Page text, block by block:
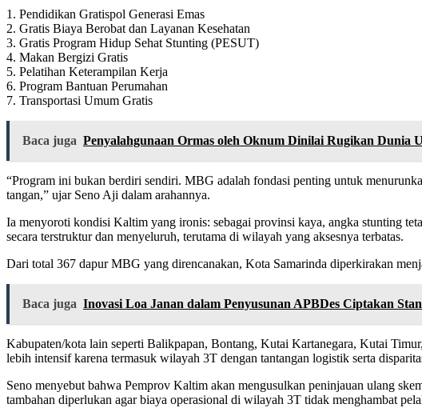
1. Pendidikan Gratispol Generasi Emas
2. Gratis Biaya Berobat dan Layanan Kesehatan
3. Gratis Program Hidup Sehat Stunting (PESUT)
4. Makan Bergizi Gratis
5. Pelatihan Keterampilan Kerja
6. Program Bantuan Perumahan
7. Transportasi Umum Gratis
Baca juga Penyalahgunaan Ormas oleh Oknum Dinilai Rugikan Dunia
“Program ini bukan berdiri sendiri. MBG adalah fondasi penting untuk
tangan,” ujar Seno Aji dalam arahannya.
Ia menyoroti kondisi Kaltim yang ironis: sebagai provinsi kaya, angka stunting
secara terstruktur dan menyeluruh, terutama di wilayah yang aksesnya terbatas.
Dari total 367 dapur MBG yang direncanakan, Kota Samarinda diperkirakan
Baca juga Inovasi Loa Janan dalam Penyusunan APBDes Ciptakan
Kabupaten/kota lain seperti Balikpapan, Bontang, Kutai Kartanegara, Kutai
lebih intensif karena termasuk wilayah 3T dengan tantangan logistik serta
Seno menyebut bahwa Pemprov Kaltim akan mengusulkan peninjauan ulang
tambahan diperlukan agar biaya operasional di wilayah 3T tidak menghambat